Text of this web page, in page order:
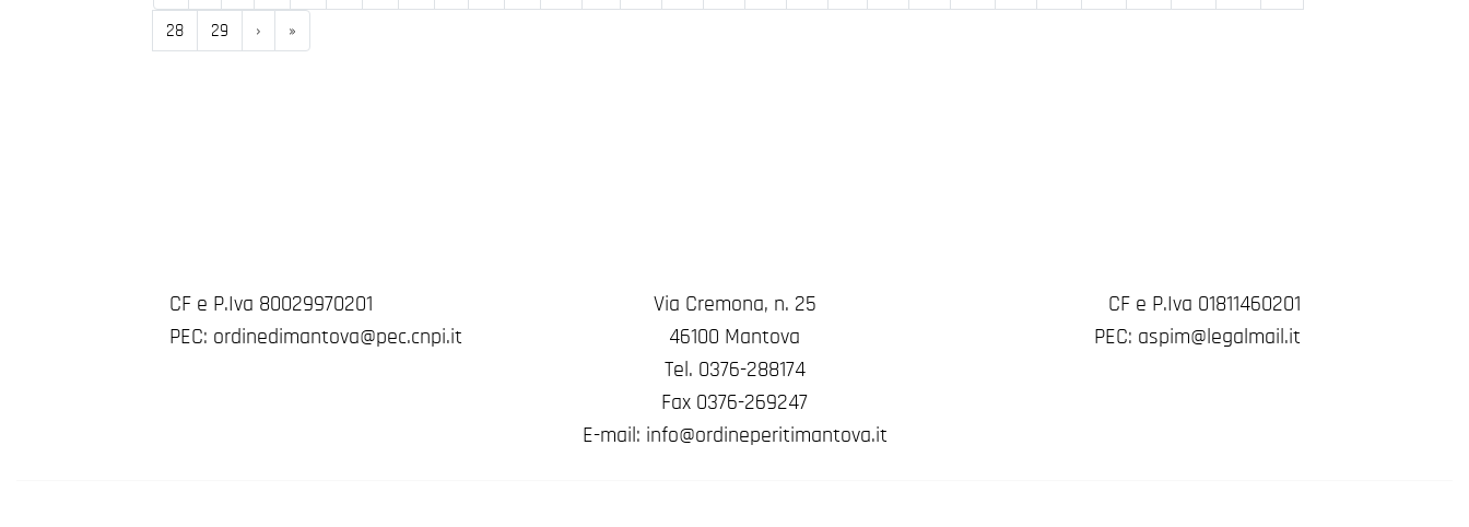
28 29 ›Successivo
»Fine
CF e P.Iva 80029970201
PEC: ordinedimantova@pec.cnpi.it
Via Cremona, n. 25
46100 Mantova
Tel. 0376-288174
Fax 0376-269247
E-mail: info@ordineperitimantova.it
CF e P.Iva 01811460201
PEC: aspim@legalmail.it